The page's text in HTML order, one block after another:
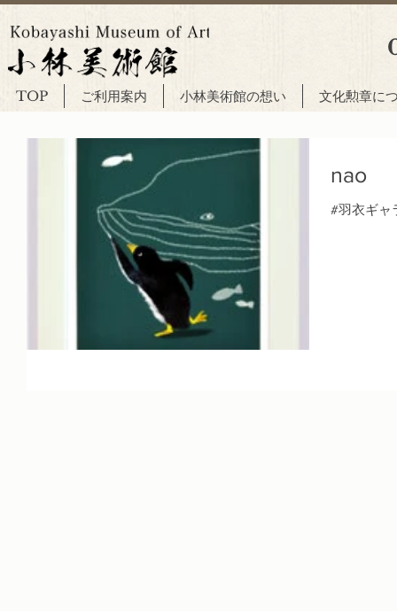
TOP ご利用案内 小林美術館の想い 文化勲章に
nao
#羽衣ギャ